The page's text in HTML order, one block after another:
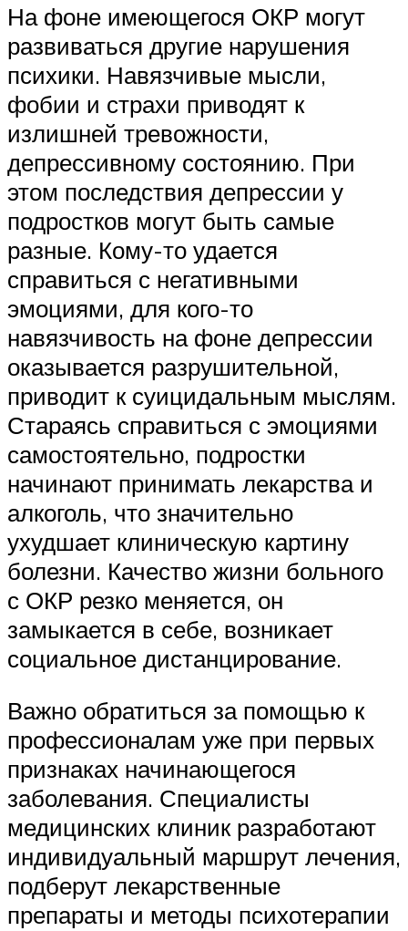
На фоне имеющегося ОКР могут
развиваться другие нарушения
психики. Навязчивые мысли,
фобии и страхи приводят к
излишней тревожности,
депрессивному состоянию. При
этом последствия депрессии у
подростков могут быть самые
разные. Кому-то удается
справиться с негативными
эмоциями, для кого-то
навязчивость на фоне депрессии
оказывается разрушительной,
приводит к суицидальным мыслям.
Стараясь справиться с эмоциями
самостоятельно, подростки
начинают принимать лекарства и
алкоголь, что значительно
ухудшает клиническую картину
болезни. Качество жизни больного
с ОКР резко меняется, он
замыкается в себе, возникает
социальное дистанцирование.
Важно обратиться за помощью к
профессионалам уже при первых
признаках начинающегося
заболевания. Специалисты
медицинских клиник разработают
индивидуальный маршрут лечения,
подберут лекарственные
препараты и методы психотерапии